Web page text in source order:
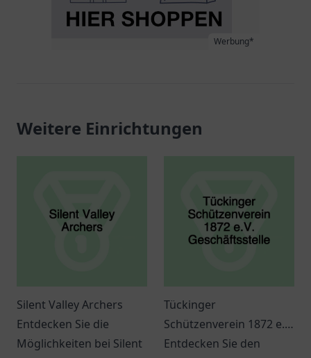
Werbung*
Weitere Einrichtungen
Silent Valley Archers
Entdecken Sie die
Möglichkeiten bei Silent
Tückinger
Schützenverein 1872 e.V.
Geschäftsstelle
Entdecken Sie den